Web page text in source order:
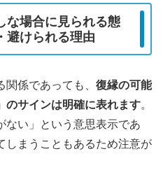
な場合に見られる態
避けられる理由
係であっても、 復縁の可能
のサインは明確に表れます。
ない」という意思表示であ
しまうこともあるため注意が